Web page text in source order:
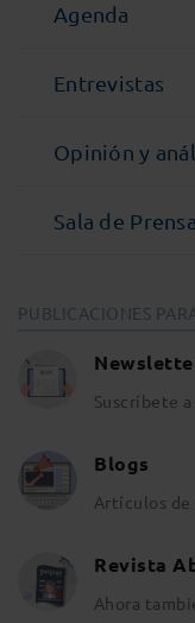
Agenda
Entrevistas
Opinión y
Sala de Prensa
PUBLICACIONES
Suscríbete
Blogs
Artículos
Revista
Ahora